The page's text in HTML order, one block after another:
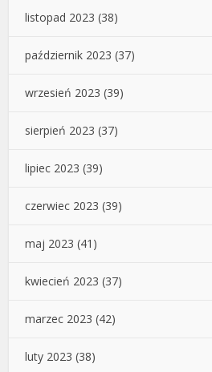
listopad 2023 (38)
październik 2023 (37)
wrzesień 2023 (39)
sierpień 2023 (37)
lipiec 2023 (39)
czerwiec 2023 (39)
maj 2023 (41)
kwiecień 2023 (37)
marzec 2023 (42)
luty 2023 (38)